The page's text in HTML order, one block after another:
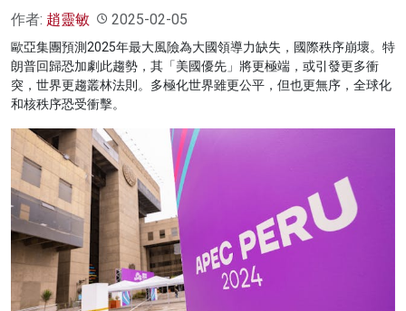
作者: 趙靈敏 2025-02-05
歐亞集團預測2025年最大風險為大國領導力缺失，國際秩序崩壞。特
朗普回歸恐加劇此趨勢，其「美國優先」將更極端，或引發更多衝
突，世界更趨叢林法則。多極化世界雖更公平，但也更無序，全球化
和核秩序恐受衝擊。